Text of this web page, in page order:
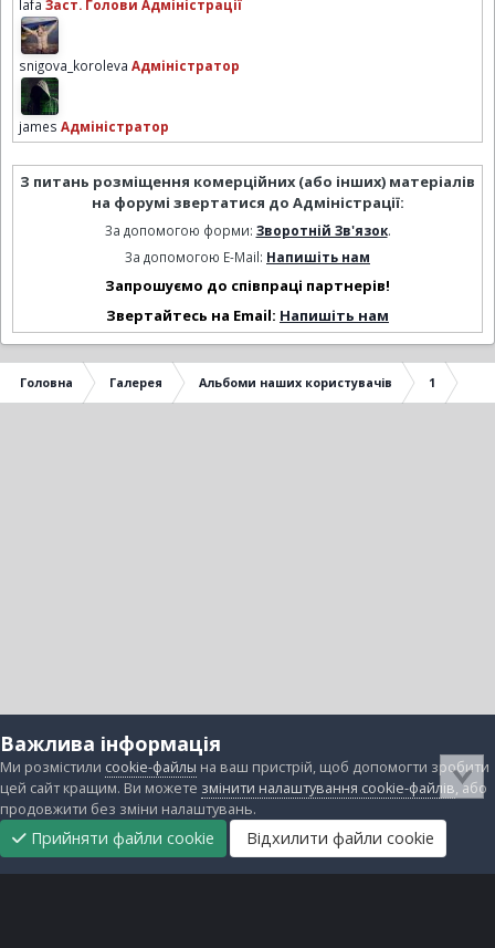
lafa Заст. Голови Адміністрації
snigova_koroleva Адміністратор
james Адміністратор
З питань розміщення комерційних (або інших) матеріалів
на форумі звертатися до Адміністрації:
За допомогою форми: Зворотній Зв'язок.
За допомогою E-Mail: Напишіть нам
Запрошуємо до співпраці партнерів!
Звертайтесь на Email: Напишіть нам
Головна Галерея Альбоми наших користувачів 1
Важлива інформація
Ми розмістили cookie-файлы на ваш пристрій, щоб допомогти зробити
цей сайт кращим. Ви можете змінити налаштування cookie-файлів, або
продовжити без зміни налаштувань.
Прийняти файли cookie Відхилити файли cookie
Головна
Підтримати
нас
Прибрати
рекламу
Завантаження Непрочитані Реєстрація